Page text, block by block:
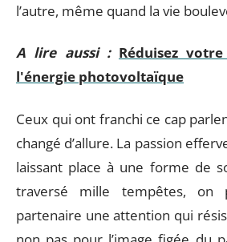
l’autre, même quand la vie
A lire aussi : Réduisez
l'énergie photovoltaïque
Ceux qui ont franchi ce cap
changé d’allure. La passion
laissant place à une forme de
traversé mille tempêtes, on
partenaire une attention qui